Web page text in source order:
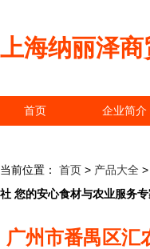
上海纳丽泽商
首页 企业简介
当前位置： 首页 > 产品大全 >
社 您的安心食材与农业服务
广州市番禺区汇